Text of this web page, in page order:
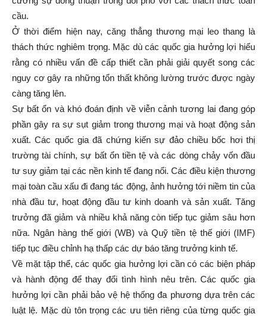
cầu.
Ở thời điểm hiện nay, căng thẳng thương mại leo thang là
thách thức nghiêm trọng. Mặc dù các quốc gia hưởng lợi hiểu
rằng có nhiều vấn đề cấp thiết cần phải giải quyết song các
nguy cơ gây ra những tổn thất không lường trước được ngày
càng tăng lên.
Sự bất ổn và khó đoán định về viễn cảnh tương lai đang góp
phần gây ra sự sụt giảm trong thương mại và hoạt động sản
xuất. Các quốc gia đã chứng kiến sự đảo chiều bốc hơi thị
trường tài chính, sự bất ổn tiền tệ và các dòng chảy vốn đầu
tư suy giảm tại các nền kinh tế đang nổi. Các điều kiện thương
mại toàn cầu xấu đi đang tác động, ảnh hưởng tới niềm tin của
nhà đầu tư, hoạt động đầu tư kinh doanh và sản xuất. Tăng
trưởng đã giảm và nhiều khả năng còn tiếp tục giảm sâu hơn
nữa. Ngân hàng thế giới (WB) và Quỹ tiền tệ thế giới (IMF)
tiếp tục điều chỉnh hạ thấp các dự báo tăng trưởng kinh tế.
Về mặt tập thể, các quốc gia hưởng lợi cần có các biện pháp
và hành động để thay đổi tình hình nêu trên. Các quốc gia
hưởng lợi cần phải bảo vệ hệ thống đa phương dựa trên các
luật lệ. Mặc dù tôn trọng các ưu tiên riêng của từng quốc gia